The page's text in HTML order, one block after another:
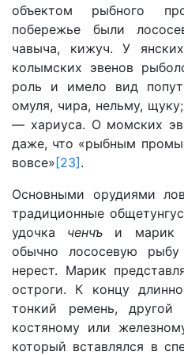
объектом рыбного
побережье были
чавыча, кижуч. У
колымских эвенов
роль и имело вид
омуля, чира, нельму,
— хариуса. О момских
даже, что «рыбным
вовсе» [23] .
Основными орудиями
традиционные
удочка ченчъ и марик
обычно лососевую
нерест. Марик
остроги. К концу
тонкий ремень,
костяному или
который вставлялся в